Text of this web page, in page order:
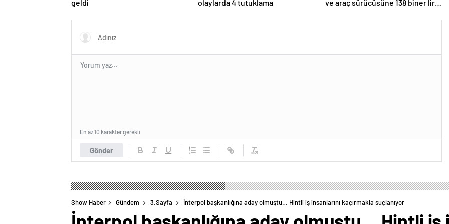
geldi
olaylarda 4 tutuklama
ve araç sürücüsüne 138 biner lira
Gönder
En az 10 karakter gerekli
Show Haber Gündem 3.Sayfa İnterpol başkanlığına aday olmuştu… Hintli iş insanlarını kaçırmakla suçlanıyor